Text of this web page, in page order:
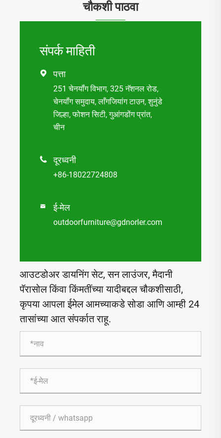
चौकशी पाठवा
संपर्क माहिती
 पत्ता
251 चेनयॉंग विभाग, 325 नॅशनल रोड,
चेनयॉंग समुदाय, लाँगजियांग टाउन, शुनुंडे
जिल्हा, फोशन सिटी, गुआंगडोंग प्रांत,
चीन
 दूरध्वनी
+86-18022724808
 ई-मेल
outdoorfurniture@gdnorler.com
आउटडोअर डायनिंग सेट, सन लाउंजर, मैदानी
पॅरासोल किंवा किंमतींच्या यादीबद्दल चौकशीसाठी,
कृपया आपला ईमेल आमच्याकडे सोडा आणि आम्ही 24
तासांच्या आत संपर्कात राहू.